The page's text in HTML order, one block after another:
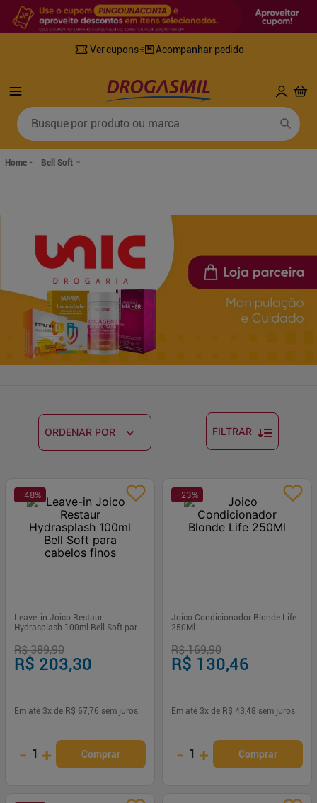
Ver cupons Acompanhar pedido
Busque por produto ou marca
Bell Soft
ORDENAR POR FILTRAR
-48%
Leave-in Joico Restaur
Hydrasplash 100ml Bell Soft para
R$ 389,90
R$ 203,30
Em até 3x de R$ 67,76 sem juros
- 1 + Comprar
-23%
Joico Condicionador Blonde Life
250Ml
R$ 169,90
R$ 130,46
Em até 3x de R$ 43,48 sem juros
- 1 + Comprar
Termos mais buscados
lenco umedecido
5º fralda geriatrica